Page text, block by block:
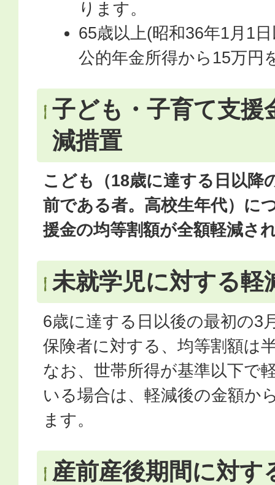
ります。
65歳以上(昭和36年1月1
公的年金所得から15万円
子ども・子育て支援
減措置
こども（18歳に達する日以降
前である者。高校生年代）に
援金の均等割額が全額軽減さ
未就学児に対する軽
6歳に達する日以後の最初の3
保険者に対する、均等割額は
なお、世帯所得が基準以下で
いる場合は、軽減後の金額か
ます。
産前産後期間に対す